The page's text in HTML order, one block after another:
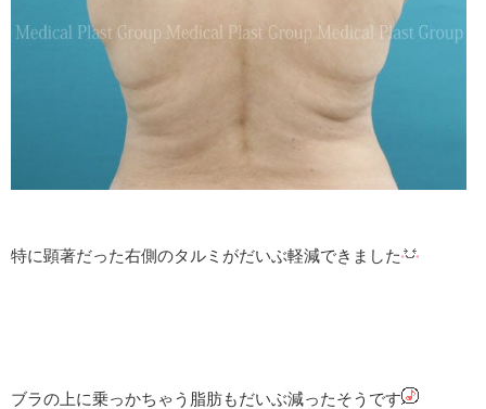
特に顕著だった右側のタルミがだいぶ軽減できました
ブラの上に乗っかちゃう脂肪もだいぶ減ったそうです